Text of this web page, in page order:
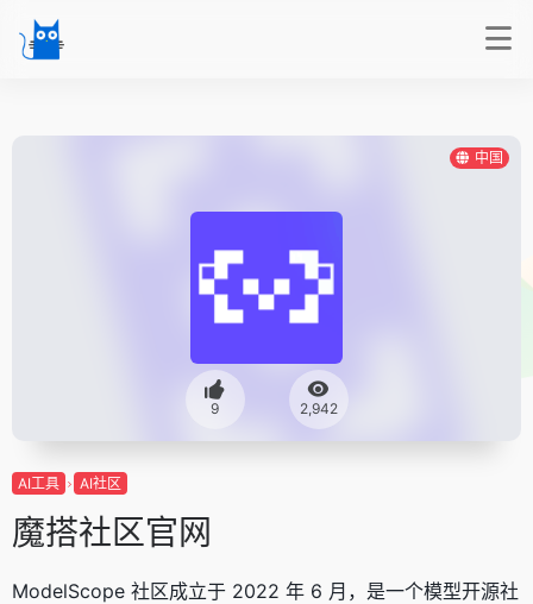
中国
9 2,942
AI工具 AI社区
魔搭社区官网
ModelScope 社区成立于 2022 年 6 月，是一个模型开源社